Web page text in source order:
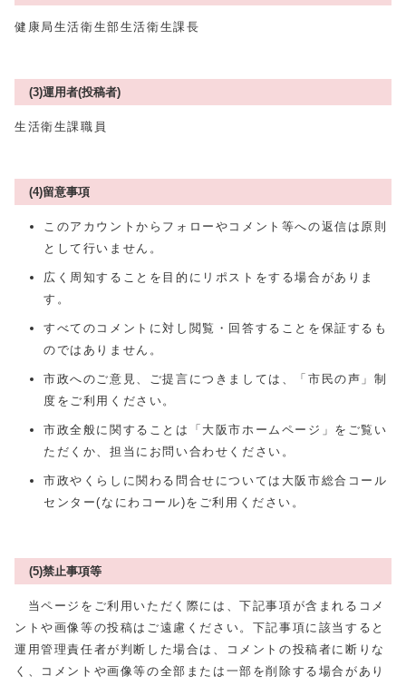
健康局生活衛生部生活衛生課長
(3)運用者(投稿者)
生活衛生課職員
(4)留意事項
このアカウントからフォローやコメント等への返信は原則
として行いません。
広く周知することを目的にリポストをする場合がありま
す。
すべてのコメントに対し閲覧・回答することを保証するも
のではありません。
市政へのご意見、ご提言につきましては、「市民の声」制
度をご利用ください。
市政全般に関することは「大阪市ホームページ」をご覧い
ただくか、担当にお問い合わせください。
市政やくらしに関わる問合せについては大阪市総合コール
センター(なにわコール)をご利用ください。
(5)禁止事項等
当ページをご利用いただく際には、下記事項が含まれるコメ
ントや画像等の投稿はご遠慮ください。下記事項に該当すると
運用管理責任者が判断した場合は、コメントの投稿者に断りな
く、コメントや画像等の全部または一部を削除する場合があり